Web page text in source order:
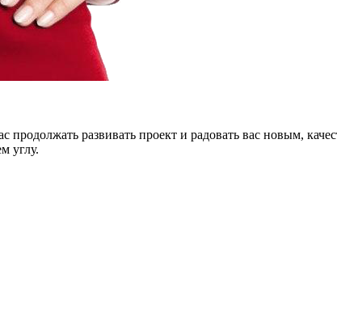
продолжать развивать проект и радовать вас новым,
углу.